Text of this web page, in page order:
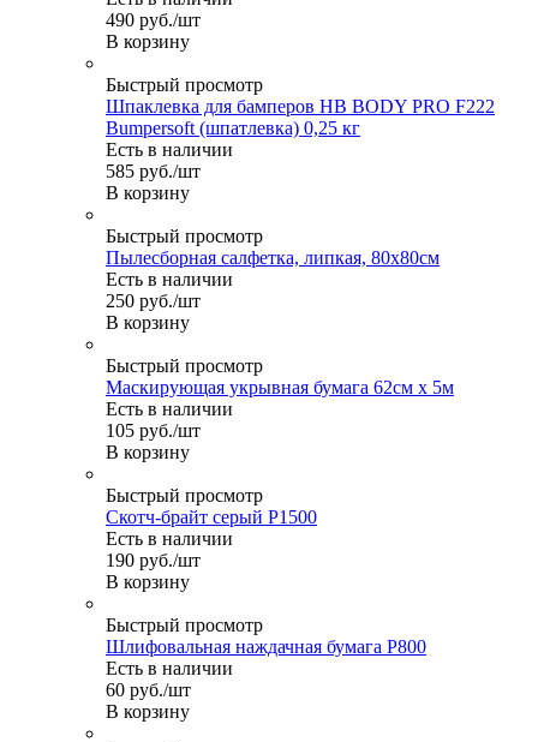
490 руб./шт
В корзину
Быстрый просмотр
Шпаклевка для бамперов HB BODY PRO F222
Bumpersoft (шпатлевка) 0,25 кг
Есть в наличии
585 руб./шт
В корзину
Быстрый просмотр
Пылесборная салфетка, липкая, 80х80см
Есть в наличии
250 руб./шт
В корзину
Быстрый просмотр
Маскирующая укрывная бумага 62см х 5м
Есть в наличии
105 руб./шт
В корзину
Быстрый просмотр
Скотч-брайт серый Р1500
Есть в наличии
190 руб./шт
В корзину
Быстрый просмотр
Шлифовальная наждачная бумага P800
Есть в наличии
60 руб./шт
В корзину